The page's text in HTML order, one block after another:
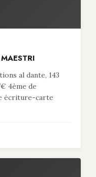
al dante, 143
4ème de
écriture-carte